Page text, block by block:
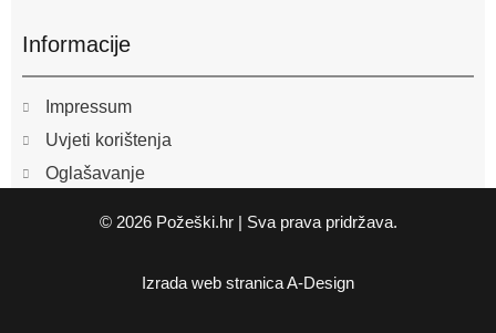
Informacije
Impressum
Uvjeti korištenja
Oglašavanje
© 2026 Požeški.hr | Sva prava pridržava.
Izrada web stranicaA-Design